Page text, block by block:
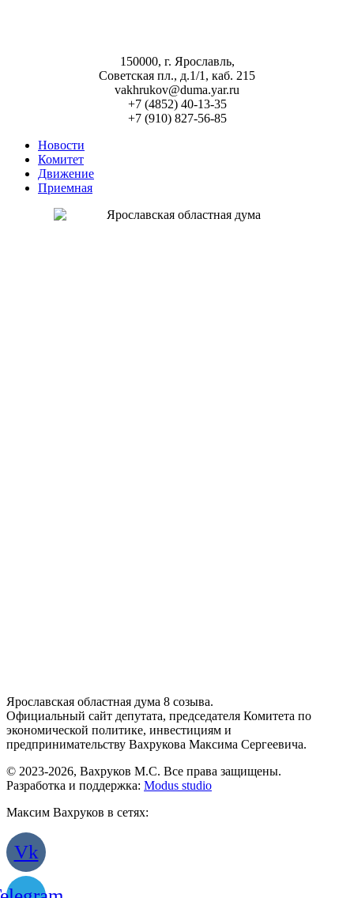
150000, г. Ярославль,
Советская пл., д.1/1, каб. 215
vakhrukov@duma.yar.ru
+7 (4852) 40-13-35
+7 (910) 827-56-85
Новости
Комитет
Движение
Приемная
Ярославская областная дума 8 созыва.
Официальный сайт депутата, председателя Комитета по
экономической политике, инвестициям и
предпринимательству Вахрукова Максима Сергеевича.
© 2023-2026, Вахруков М.С. Все права защищены.
Разработка и поддержка: Modus studio
Максим Вахруков в сетях:
Vk